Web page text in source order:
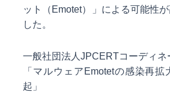
ット（Emotet）」による可能性
した。
一般社団法人JPCERTコーディネ
「マルウェアEmotetの感染再
起」